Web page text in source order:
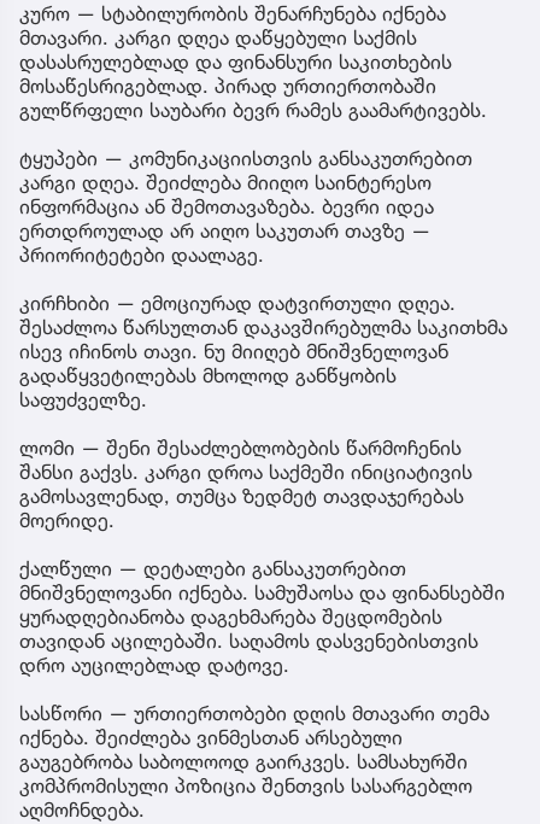
კურო — სტაბილურობის შენარჩუნება იქნება
მთავარი. კარგი დღეა დაწყებული საქმის
დასასრულებლად და ფინანსური საკითხების
მოსაწესრიგებლად. პირად ურთიერთობაში
გულწრფელი საუბარი ბევრ რამეს გაამარტივებს.
ტყუპები — კომუნიკაციისთვის განსაკუთრებით
კარგი დღეა. შეიძლება მიიღო საინტერესო
ინფორმაცია ან შემოთავაზება. ბევრი იდეა
ერთდროულად არ აიღო საკუთარ თავზე —
პრიორიტეტები დაალაგე.
კირჩხიბი — ემოციურად დატვირთული დღეა.
შესაძლოა წარსულთან დაკავშირებულმა საკითხმა
ისევ იჩინოს თავი. ნუ მიიღებ მნიშვნელოვან
გადაწყვეტილებას მხოლოდ განწყობის
საფუძველზე.
ლომი — შენი შესაძლებლობების წარმოჩენის
შანსი გაქვს. კარგი დროა საქმეში ინიციატივის
გამოსავლენად, თუმცა ზედმეტ თავდაჯერებას
მოერიდე.
ქალწული — დეტალები განსაკუთრებით
მნიშვნელოვანი იქნება. სამუშაოსა და ფინანსებში
ყურადღებიანობა დაგეხმარება შეცდომების
თავიდან აცილებაში. საღამოს დასვენებისთვის
დრო აუცილებლად დატოვე.
სასწორი — ურთიერთობები დღის მთავარი თემა
იქნება. შეიძლება ვინმესთან არსებული
გაუგებრობა საბოლოოდ გაირკვეს. სამსახურში
კომპრომისული პოზიცია შენთვის სასარგებლო
აღმოჩნდება.